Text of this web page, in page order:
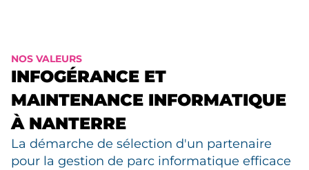
NOS VALEURS
INFOGÉRANCE ET
MAINTENANCE INFORMATIQUE
À NANTERRE
La démarche de sélection d'un partenaire
pour la gestion de parc informatique efficace